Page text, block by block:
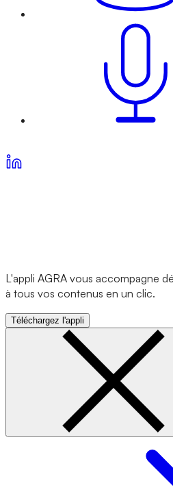
L'appli AGRA vous accompagne
à tous vos contenus en un clic.
Téléchargez l'appli